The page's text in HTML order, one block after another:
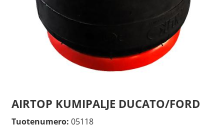
AIRTOP KUMIPALJE DUCATO/FORD
Tuotenumero: 05118